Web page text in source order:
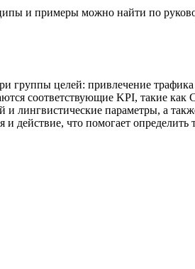
и примеры можно найти по
группы целей: привлечение
соответствующие KPI, такие как
и лингвистические параметры, а
действие, что помогает определить